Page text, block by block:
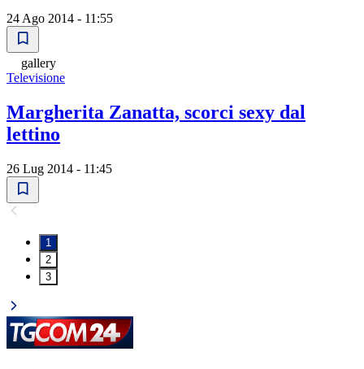
24 Ago 2014 - 11:55
gallery
Televisione
Margherita Zanatta, scorci sexy dal
lettino
26 Lug 2014 - 11:45
1
2
3